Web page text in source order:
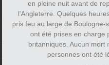
en pleine nuit avant de
l'Angleterre. Quelques
pris feu au large de Boulogne-
ont été prises en charge
britanniques. Aucun mort
personnes ont été